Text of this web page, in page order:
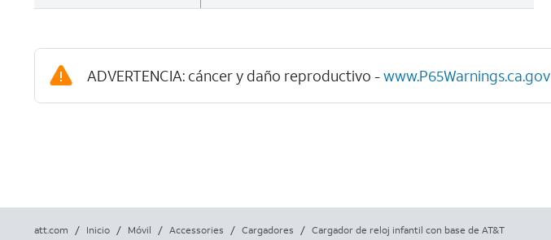
ADVERTENCIA: cáncer y daño reproductivo -www.P65Warnings.ca.gov
att.com / Inicio / Móvil / Accessories / Cargadores / Cargador de reloj infantil con base de AT&T